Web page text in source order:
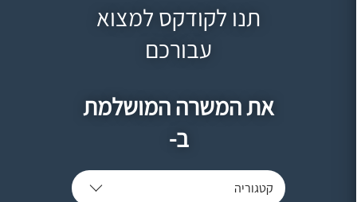
תנו לקודקס למצוא
עבורכם
את המשרה המושלמת
ב-
קטגוריה